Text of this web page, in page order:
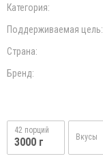
Категория:
Поддерживаемая цель:
Страна:
Бренд:
42 порций
3000 г Вкусы